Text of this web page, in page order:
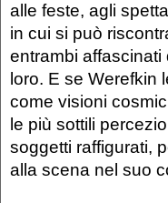
alle feste, agli
in cui si può
entrambi affascinati
loro. E se Werefkin
come visioni
le più sottili
soggetti raffigurati,
alla scena nel suo